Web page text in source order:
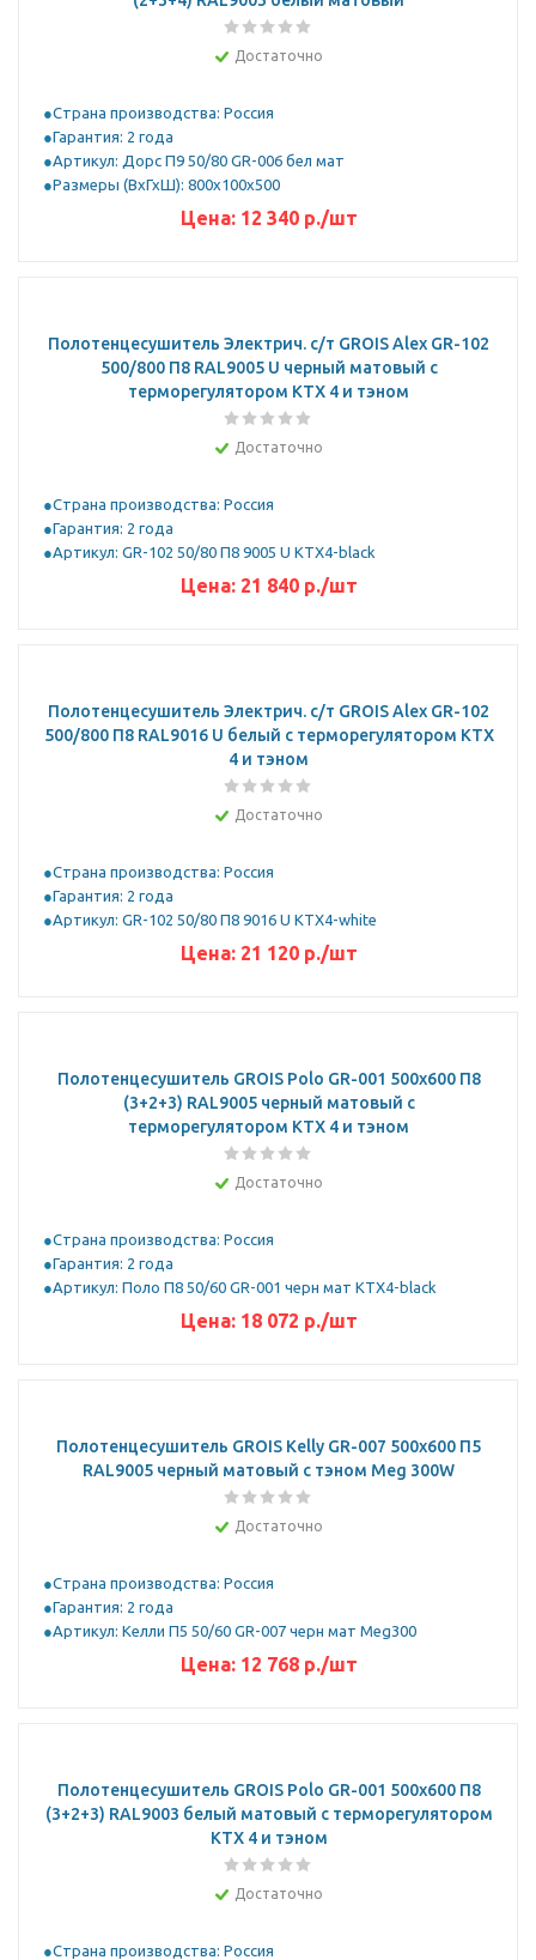
Достаточно
Страна производства: Россия
Гарантия: 2 года
Артикул: Дорс П9 50/80 GR-006 бел мат
Размеры (ВхГхШ): 800х100х500
Цена: 12 340р./шт
Полотенцесушитель Электрич. с/т GROIS Alex GR-102
500/800 П8 RAL9005 U черный матовый с
терморегулятором KTX 4 и тэном
Достаточно
Страна производства: Россия
Гарантия: 2 года
Артикул: GR-102 50/80 П8 9005 U KTX4-black
Цена: 21 840р./шт
Полотенцесушитель Электрич. с/т GROIS Alex GR-102
500/800 П8 RAL9016 U белый с терморегулятором KTX
4 и тэном
Достаточно
Страна производства: Россия
Гарантия: 2 года
Артикул: GR-102 50/80 П8 9016 U KTX4-white
Цена: 21 120р./шт
Полотенцесушитель GROIS Polo GR-001 500х600 П8
(3+2+3) RAL9005 черный матовый с
терморегулятором KTX 4 и тэном
Достаточно
Страна производства: Россия
Гарантия: 2 года
Артикул: Поло П8 50/60 GR-001 черн мат KTX4-black
Цена: 18 072 р./шт
Полотенцесушитель GROIS Kelly GR-007 500х600 П5
RAL9005 черный матовый с тэном Meg 300W
Достаточно
Страна производства: Россия
Гарантия: 2 года
Артикул: Келли П5 50/60 GR-007 черн мат Meg300
Цена: 12 768р./шт
Полотенцесушитель GROIS Polo GR-001 500х600 П8
(3+2+3) RAL9003 белый матовый с терморегулятором
KTX 4 и тэном
Достаточно
Страна производства: Россия